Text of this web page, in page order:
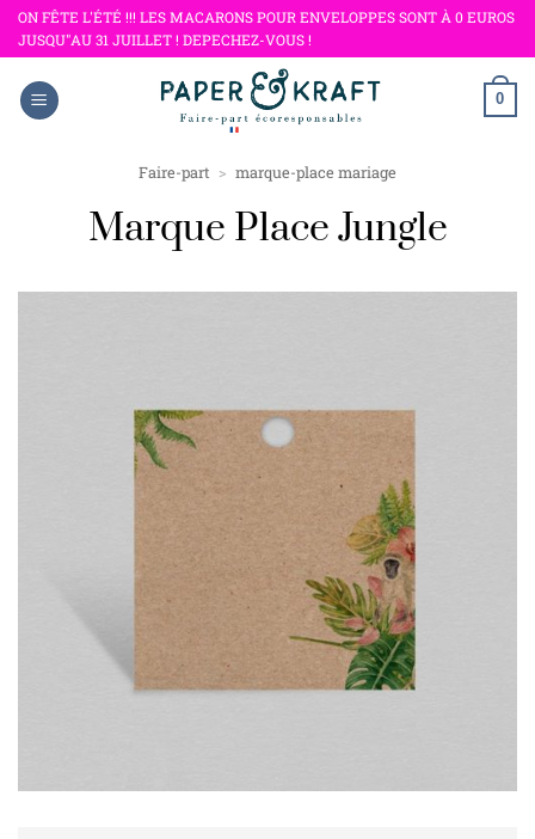
Passer
au
ON FÊTE L'ÉTÉ !!! LES MACARONS POUR ENVELOPPES SONT À 0 EUROS
JUSQU"AU 31 JUILLET ! DEPECHEZ-VOUS !
0
Faire-part > marque-place mariage
Marque Place Jungle